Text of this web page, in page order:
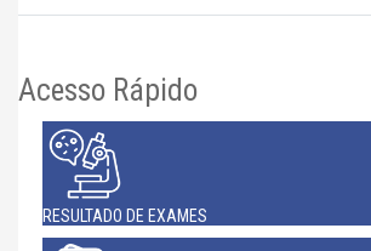
Acesso Rápido
RESULTADO DE EXAMES